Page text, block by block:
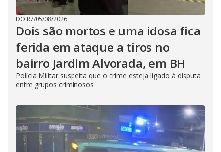
DO R7/05/08/2026
Dois são mortos e uma idosa fica
ferida em ataque a tiros no
bairro Jardim Alvorada, em BH
Polícia Militar suspeita que o crime esteja ligado à disputa
entre grupos criminosos